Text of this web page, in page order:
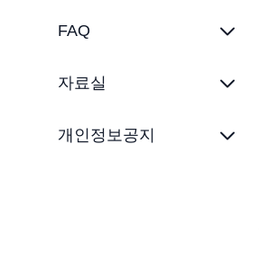
FAQ
자료실
개인정보공지